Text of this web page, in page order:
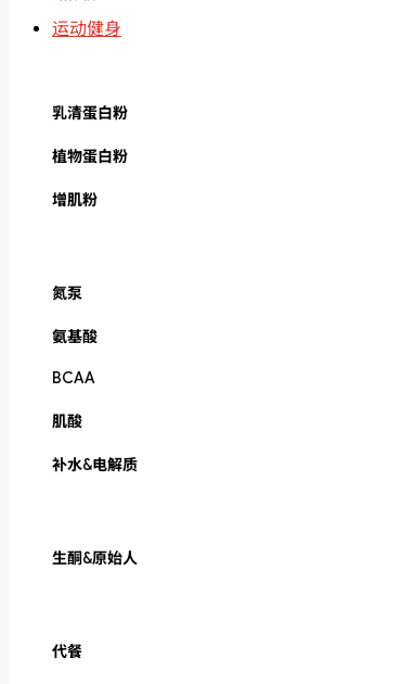
运动健身
乳清蛋白粉
植物蛋白粉
增肌粉
氮泵
氨基酸
BCAA
肌酸
补水&电解质
生酮&原始人
代餐